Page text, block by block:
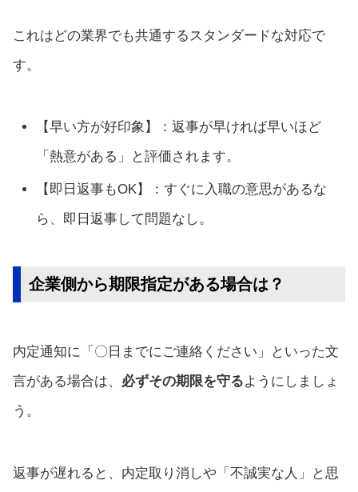
これはどの業界でも共通するスタンダードな対応で
す。
【早い方が好印象】：返事が早ければ早いほど
「熱意がある」と評価されます。
【即日返事もOK】：すぐに入職の意思があるな
ら、即日返事して問題なし。
企業側から期限指定がある場合は？
内定通知に「〇日までにご連絡ください」といった文
言がある場合は、 必ずその期限を守るようにしましょ
う。
返事が遅れると、内定取り消しや「不誠実な人」と思